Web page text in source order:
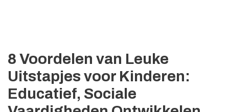
8 Voordelen van Leuke
Uitstapjes voor Kinderen:
Educatief, Sociale